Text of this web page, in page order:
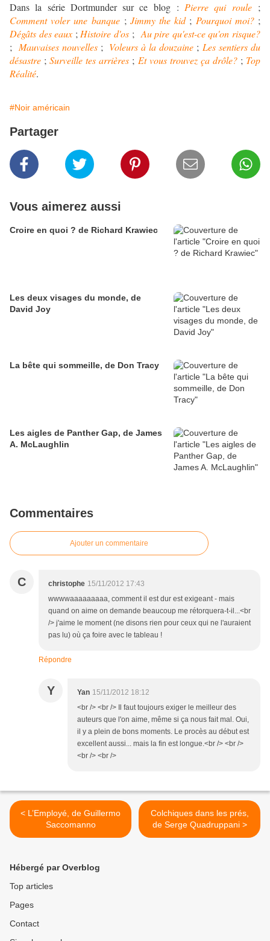
Dans la série Dortmunder sur ce blog : Pierre qui roule;
Comment voler une banque; Jimmy the kid; Pourquoi moi?;
Dégâts des eaux ; Histoire d'os; Au pire qu'est-ce qu'on risque?
;
Mauvaises nouvelles ; Voleurs à la douzaine ; Les sentiers du
désastre ;Surveille tes arrières ; Et vous trouvez ça drôle?; Top
Réalité.
#Noir américain
Partager
Vous aimerez aussi
Croire en quoi ? de Richard Krawiec
Les deux visages du monde, de
David Joy
La bête qui sommeille, de Don Tracy
Les aigles de Panther Gap, de James
A. McLaughlin
Commentaires
Ajouter un commentaire
C christophe 15/11/2012 17:43
wwwwaaaaaaaaa, comment il est dur est exigeant - mais
quand on aime on demande beaucoup me rétorquera-t-il...<br
/> j'aime le moment (ne disons rien pour ceux qui ne l'auraient
pas lu) où ça foire avec le tableau !
Répondre
Y Yan 15/11/2012 18:12
<br /> <br /> Il faut toujours exiger le meilleur des
auteurs que l'on aime, même si ça nous fait mal. Oui,
il y a plein de bons moments. Le procès au début est
excellent aussi... mais la fin est longue.<br /> <br />
<br /> <br />
< L’Employé, de Guillermo
Saccomanno
Colchiques dans les prés,
de Serge Quadruppani >
Hébergé par Overblog
Top articles
Pages
Contact